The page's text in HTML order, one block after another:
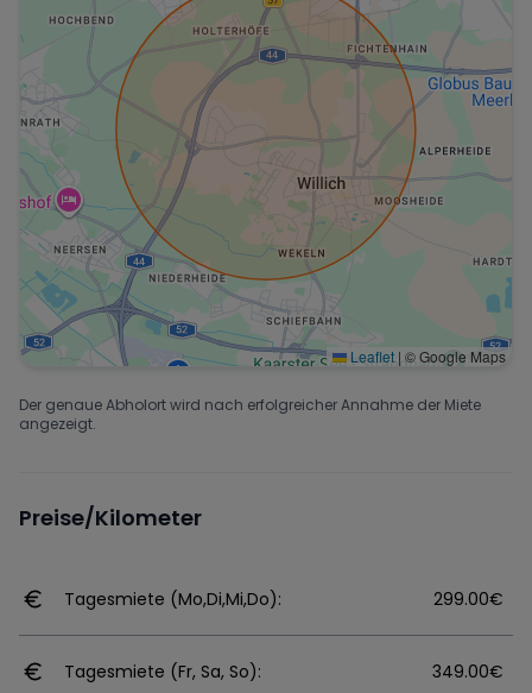
Leaflet | © Google Maps
Der genaue Abholort wird nach erfolgreicher Annahme der Miete
angezeigt.
Preise/Kilometer
Tagesmiete (Mo,Di,Mi,Do): 299.00€
Tagesmiete (Fr, Sa, So): 349.00€